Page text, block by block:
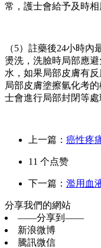
常，護士會給予及時相
（5）註藥後24小時內
燙洗，洗臉時局部應
水，如果局部皮膚有
局部皮膚塗擦氫化考
士會進行局部封閉等處
上一篇： 癌性疼
11 个点赞
下一篇： 濫用血
分享我們的網站
——分享到——
新浪微博
騰訊微信